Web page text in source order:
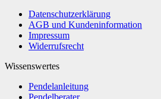
Datenschutzerklärung
AGB und Kundeninformation
Impressum
Widerrufsrecht
Wissenswertes
Pendelanleitung